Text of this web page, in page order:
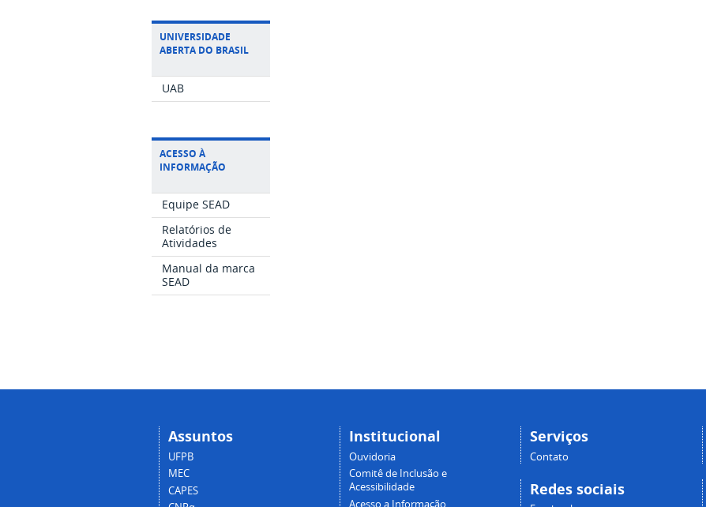
UNIVERSIDADE
ABERTA DO BRASIL
UAB
ACESSO À
INFORMAÇÃO
Equipe SEAD
Relatórios de
Atividades
Manual da marca
SEAD
Assuntos
UFPB
MEC
CAPES
Institucional
Ouvidoria
Comitê de Inclusão e
Acessibilidade
Acesso a Informação
Serviços
Contato
Redes sociais